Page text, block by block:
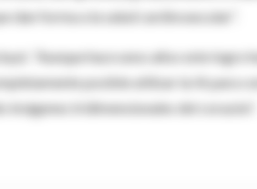
dan forma a la salud cardiovascular”.
“Aunque hace unos años este
posible utilizar la IA para
imágenes tridimensionales del corazón”.